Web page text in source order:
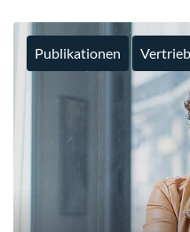
Publikationen Vertrieb